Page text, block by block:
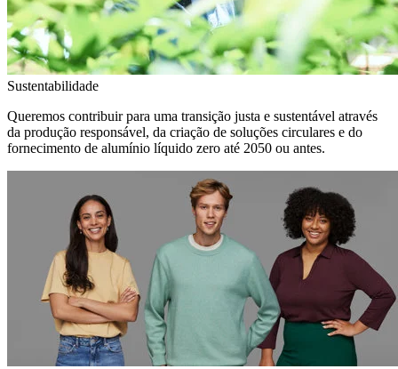
Sustentabilidade
Queremos contribuir para uma transição justa e sustentável através
da produção responsável, da criação de soluções circulares e do
fornecimento de alumínio líquido zero até 2050 ou antes.